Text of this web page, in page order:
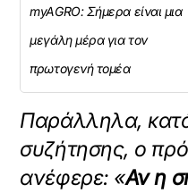
myAGRO: Σήμερα είναι μια
μεγάλη μέρα για τον
πρωτογενή τομέα
Παράλληλα, κατά
συζήτησης, ο
ανέφερε: «Αν η